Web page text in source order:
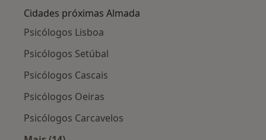
Cidades próximas Almada
Psicólogos Lisboa
Psicólogos Setúbal
Psicólogos Cascais
Psicólogos Oeiras
Psicólogos Carcavelos